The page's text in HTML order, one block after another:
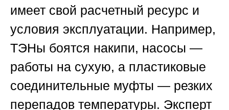
имеет свой расчетный ресурс и
условия эксплуатации. Например,
ТЭНы боятся накипи, насосы —
работы на сухую, а пластиковые
соединительные муфты — резких
перепадов температуры. Эксперт